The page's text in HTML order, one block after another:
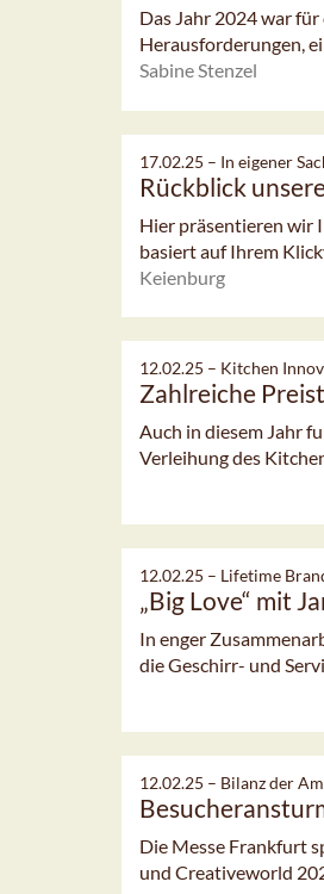
Das Jahr 2024 war
Herausforderungen,
Sabine Stenzel
17.02.25 – In eigener
Rückblick
Hier präsentieren wir
basiert auf Ihrem
Keienburg
12.02.25 – Kitchen
Zahlreiche
Auch in diesem Jahr
Verleihung des
12.02.25 – Lifetime
„Big Love“ mit
In enger
die Geschirr- und
12.02.25 – Bilanz der
Die Messe Frankfurt
und Creativeworld